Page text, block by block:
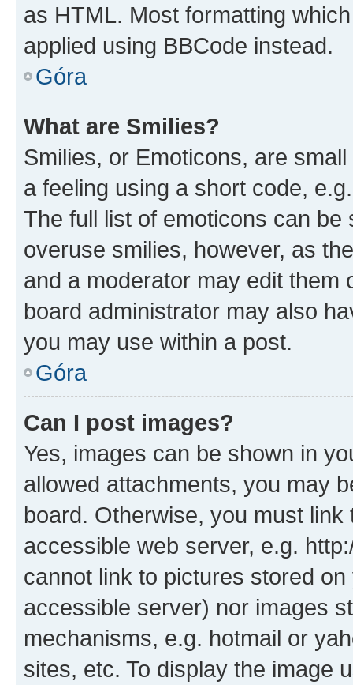
as HTML. Most formatting
applied using BBCode instead.
Góra
What are Smilies?
Smilies, or Emoticons, are
a feeling using a short code,
The full list of emoticons can
overuse smilies, however, as
and a moderator may edit them
board administrator may also
you may use within a post.
Góra
Can I post images?
Yes, images can be shown in
allowed attachments, you may
board. Otherwise, you must
accessible web server, e.g.
cannot link to pictures stored
accessible server) nor images
mechanisms, e.g. hotmail or
sites, etc. To display the image